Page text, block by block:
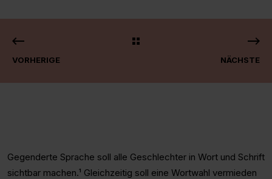
VORHERIGE NÄCHSTE
Gegenderte Sprache soll alle Geschlechter in Wort und Schrift
sichtbar machen.¹ Gleichzeitig soll eine Wortwahl vermieden